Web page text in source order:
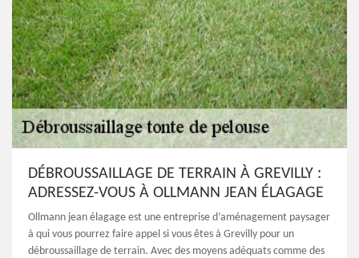
DÉBROUSSAILLAGE DE TERRAIN À GREVILLY :
ADRESSEZ-VOUS À OLLMANN JEAN ÉLAGAGE
Ollmann jean élagage est une entreprise d’aménagement paysager
à qui vous pourrez faire appel si vous êtes à Grevilly pour un
débroussaillage de terrain. Avec des moyens adéquats comme des